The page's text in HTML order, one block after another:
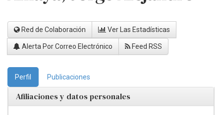
Red de Colaboración Ver Las Estadísticas
Alerta Por Correo Electrónico Feed RSS
Perfil Publicaciones
Afiliaciones y datos personales